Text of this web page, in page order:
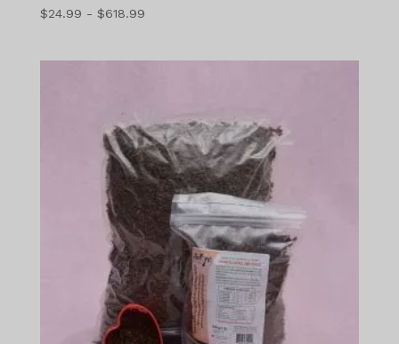
5
з 5
$24.99 - $618.99Діапазон